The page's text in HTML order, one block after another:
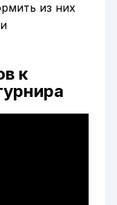
из них
к